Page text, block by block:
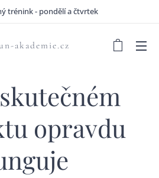
trénink - pondělí a čtvrtek
akademie.cz
opravdu